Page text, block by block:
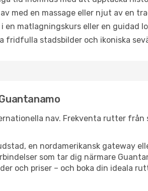
av med en massage eller njut av en
i en matlagningskurs eller en guidad
fridfulla stadsbilder och ikoniska
nav. Frekventa rutter från
en nordamerikansk gateway
som tar dig närmare
och priser – och boka din ideala